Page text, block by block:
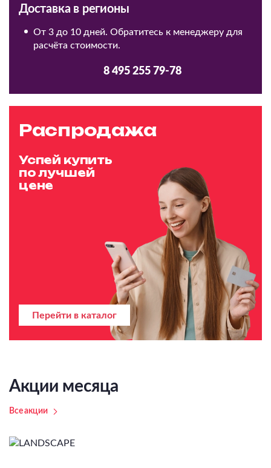
Доставка в регионы
От 3 до 10 дней. Обратитесь к менеджеру для
расчёта стоимости.
8 495 255 79-78
Распродажа
Успей купить
по лучшей
цене
Перейти в каталог
Акции месяца
Все акции